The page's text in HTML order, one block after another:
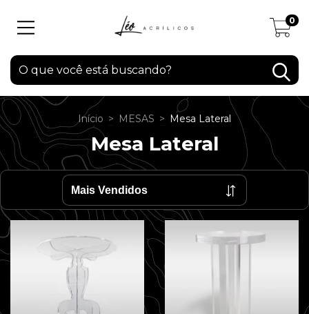
0
Início > MESAS > Mesa Lateral
Mesa Lateral